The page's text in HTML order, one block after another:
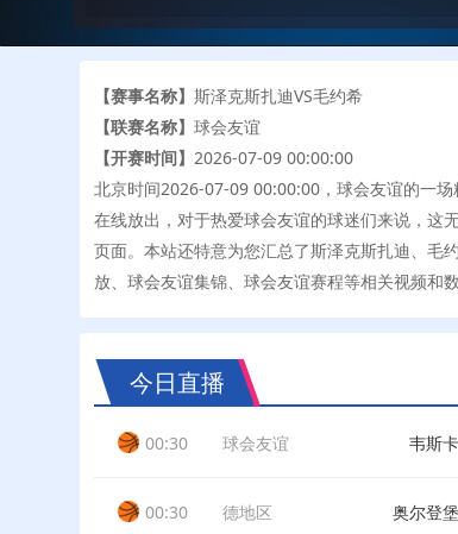
【赛事名称】 斯泽克斯扎迪VS毛约希
【联赛名称】 球会友谊
【开赛时间】 2026-07-09 00:00:00
北京时间2026-07-09 00:00:00，球会友谊的一
在线放出，对于热爱球会友谊的球迷们来说，这
页面。本站还特意为您汇总了斯泽克斯扎迪、毛
放、球会友谊集锦、球会友谊赛程等相关视频和数
今日直播
00:30 球会友谊 韦斯卡
00:30 德地区 奥尔登堡